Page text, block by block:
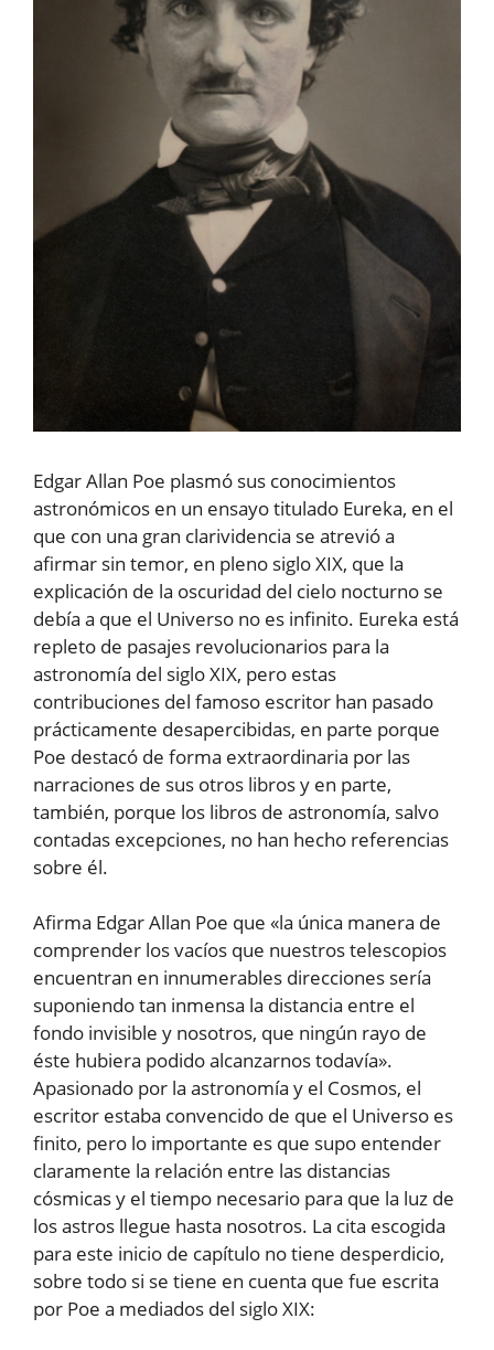
Edgar Allan Poe plasmó sus conocimientos
astronómicos en un ensayo titulado Eureka, en el
que con una gran clarividencia se atrevió a
afirmar sin temor, en pleno siglo XIX, que la
explicación de la oscuridad del cielo nocturno se
debía a que el Universo no es infinito. Eureka está
repleto de pasajes revolucionarios para la
astronomía del siglo XIX, pero estas
contribuciones del famoso escritor han pasado
prácticamente desapercibidas, en parte porque
Poe destacó de forma extraordinaria por las
narraciones de sus otros libros y en parte,
también, porque los libros de astronomía, salvo
contadas excepciones, no han hecho referencias
sobre él.
Afirma Edgar Allan Poe que «la única manera de
comprender los vacíos que nuestros telescopios
encuentran en innumerables direcciones sería
suponiendo tan inmensa la distancia entre el
fondo invisible y nosotros, que ningún rayo de
éste hubiera podido alcanzarnos todavía».
Apasionado por la astronomía y el Cosmos, el
escritor estaba convencido de que el Universo es
finito, pero lo importante es que supo entender
claramente la relación entre las distancias
cósmicas y el tiempo necesario para que la luz de
los astros llegue hasta nosotros. La cita escogida
para este inicio de capítulo no tiene desperdicio,
sobre todo si se tiene en cuenta que fue escrita
por Poe a mediados del siglo XIX: